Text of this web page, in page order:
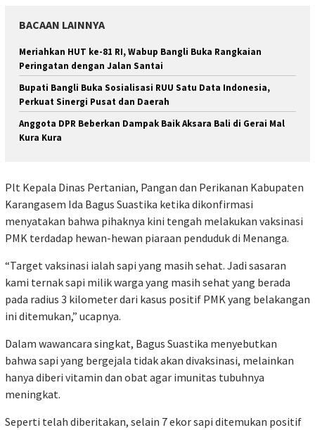
BACAAN LAINNYA
Meriahkan HUT ke-81 RI, Wabup Bangli Buka Rangkaian
Peringatan dengan Jalan Santai
Bupati Bangli Buka Sosialisasi RUU Satu Data Indonesia,
Perkuat Sinergi Pusat dan Daerah
Anggota DPR Beberkan Dampak Baik Aksara Bali di Gerai Mal
Kura Kura
Plt Kepala Dinas Pertanian, Pangan dan Perikanan Kabupaten
Karangasem Ida Bagus Suastika ketika dikonfirmasi
menyatakan bahwa pihaknya kini tengah melakukan vaksinasi
PMK terdadap hewan-hewan piaraan penduduk di Menanga.
“Target vaksinasi ialah sapi yang masih sehat. Jadi sasaran
kami ternak sapi milik warga yang masih sehat yang berada
pada radius 3 kilometer dari kasus positif PMK yang belakangan
ini ditemukan,” ucapnya.
Dalam wawancara singkat, Bagus Suastika menyebutkan
bahwa sapi yang bergejala tidak akan divaksinasi, melainkan
hanya diberi vitamin dan obat agar imunitas tubuhnya
meningkat.
Seperti telah diberitakan, selain 7 ekor sapi ditemukan positif